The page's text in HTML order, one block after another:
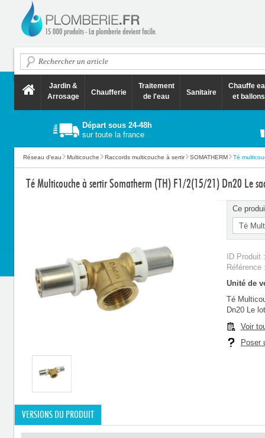
Jardin &
Arrosage
Chaufferie
Traitement
de l'eau
Sanitaire
Chauffe
et ballons
Départ sous 24-48h
sur toute la france
Réseau d'eau Multicouche Raccords multicouche à sertir SOMATHERM Té
Té Multicouche à sertir Somatherm (TH) F1/2(15/21) Dn20 Le
Ce
ID Produit
Unité de
Té
Dn20 Le
Voir
Poser
VERSIONS DU PRODUIT